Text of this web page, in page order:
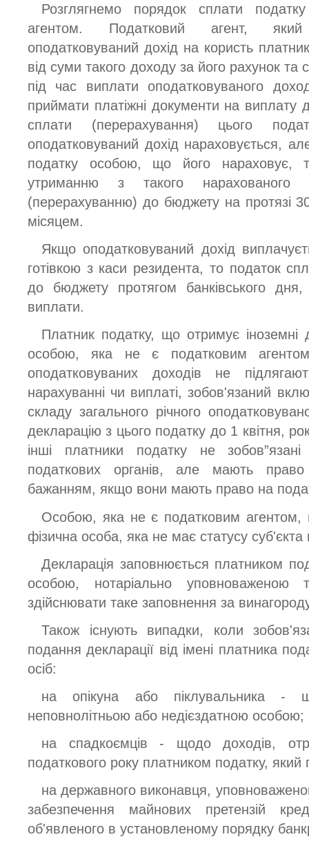
Розглягнемо порядок сплати
агентом. Податковий агент,
оподатковуваний дохід на користь
від суми такого доходу за його рахунок
під час виплати оподатковуваного
приймати платіжні документи на виплату
сплати (перерахування) цього
оподатковуваний дохід нараховується,
податку особою, що його нараховує,
утриманню з такого нарахованого
(перерахуванню) до бюджету на протязі
місяцем.
Якщо оподатковуваний дохід
готівкою з каси резидента, то податок
до бюджету протягом банківського
виплати.
Платник податку, що отримує іноземні
особою, яка не є податковим
оподатковуваних доходів не
нарахуванні чи виплаті, зобов'язаний
складу загального річного
декларацію з цього податку до 1 квітня,
інші платники податку не
податкових органів, але мають
бажанням, якщо вони мають право на
Особою, яка не є податковим агентом,
фізична особа, яка не має статусу суб'єкта
Декларація заповнюється платником
особою, нотаріально уповноваженою
здійснювати таке заповнення за
Також існують випадки, коли
подання декларації від імені платника
осіб:
на опікуна або піклувальника -
неповнолітньою або недієздатною особою;
на спадкоємців - щодо доходів,
податкового року платником податку, який
на державного виконавця,
забезпечення майнових претензій
об'явленого в установленому порядку